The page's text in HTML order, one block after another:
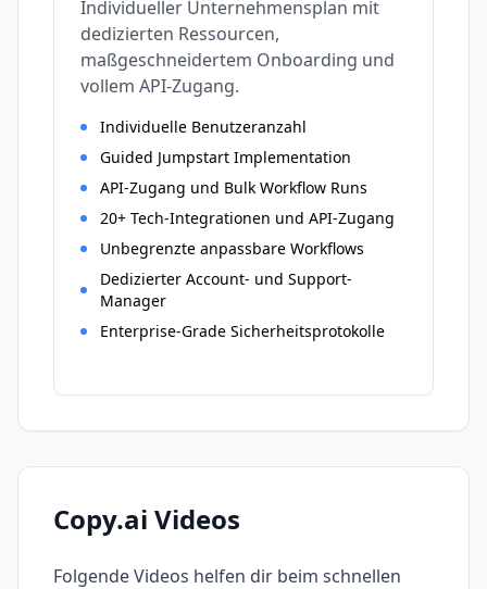
Individueller Unternehmensplan mit
dedizierten Ressourcen,
maßgeschneidertem Onboarding und
vollem API-Zugang.
Individuelle Benutzeranzahl
Guided Jumpstart Implementation
API-Zugang und Bulk Workflow Runs
20+ Tech-Integrationen und API-Zugang
Unbegrenzte anpassbare Workflows
Dedizierter Account- und Support-
Manager
Enterprise-Grade Sicherheitsprotokolle
Copy.ai Videos
Folgende Videos helfen dir beim schnellen